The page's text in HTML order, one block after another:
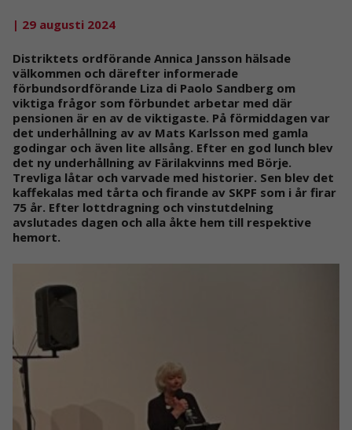
| 29 augusti 2024
Distriktets ordförande Annica Jansson hälsade
välkommen och därefter informerade
förbundsordförande Liza di Paolo Sandberg om
viktiga frågor som förbundet arbetar med där
pensionen är en av de viktigaste. På förmiddagen var
det underhållning av av Mats Karlsson med gamla
godingar och även lite allsång. Efter en god lunch blev
det ny underhållning av Färilakvinns med Börje.
Trevliga låtar och varvade med historier. Sen blev det
kaffekalas med tårta och firande av SKPF som i år firar
75 år. Efter lottdragning och vinstutdelning
avslutades dagen och alla åkte hem till respektive
hemort.